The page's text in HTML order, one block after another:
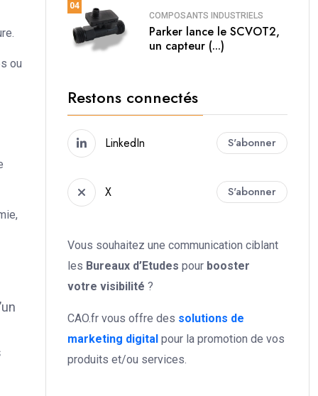
ou
04
COMPOSANTS INDUSTRIELS
Parker lance le SCVOT2,
un capteur (...)
Restons connectés
LinkedIn S'abonner
X S'abonner
Vous souhaitez une communication ciblant
les Bureaux d’Etudes pour booster
votre visibilité ?
CAO.fr vous offre des solutions de
marketing digital pour la promotion de vos
produits et/ou services.